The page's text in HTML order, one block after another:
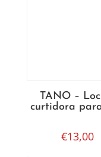
TANO –
curtidora
€13,00